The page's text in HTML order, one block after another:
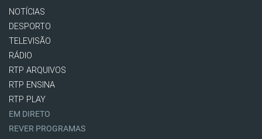
NOTÍCIAS
DESPORTO
TELEVISÃO
RÁDIO
RTP ARQUIVOS
RTP ENSINA
RTP PLAY
EM DIRETO
REVER PROGRAMAS